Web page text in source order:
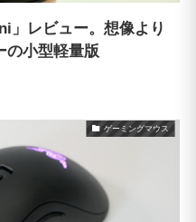
」レビュー。想像より
の小型軽量版
ゲーミングマウス